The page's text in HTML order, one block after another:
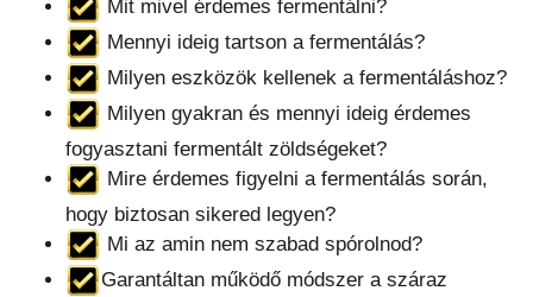
Mit mivel érdemes fermentálni?
Mennyi ideig tartson a fermentálás?
Milyen eszközök kellenek a fermentáláshoz?
Milyen gyakran és mennyi ideig érdemes
fogyasztani fermentált zöldségeket?
Mire érdemes figyelni a fermentálás során,
hogy biztosan sikered legyen?
Mi az amin nem szabad spórolnod?
Garantáltan működő módszer a száraz